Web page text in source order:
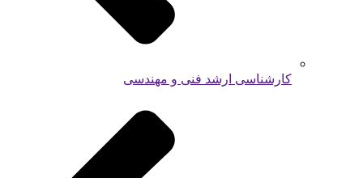
کارشناسی ارشد فنی و مهندسی